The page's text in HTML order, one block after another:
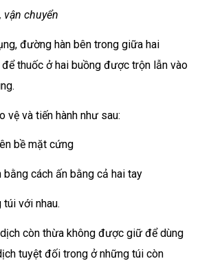
chuyển
đường hàn bên trong giữa hai
thuốc ở hai buồng được trộn lẫn vào
vệ và tiến hành như sau:
bề mặt cứng
cách ấn bằng cả hai tay
với nhau.
còn thừa không được giữ để dùng
tuyệt đối trong ở những túi còn